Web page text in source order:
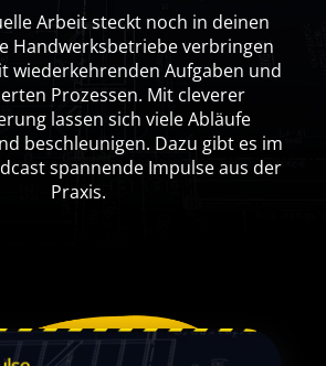
Arbeit steckt noch in deinen
Handwerksbetriebe verbringen
wiederkehrenden Aufgaben und
Prozessen. Mit cleverer
lassen sich viele Abläufe
beschleunigen. Dazu gibt es im
spannende Impulse aus der
Praxis.